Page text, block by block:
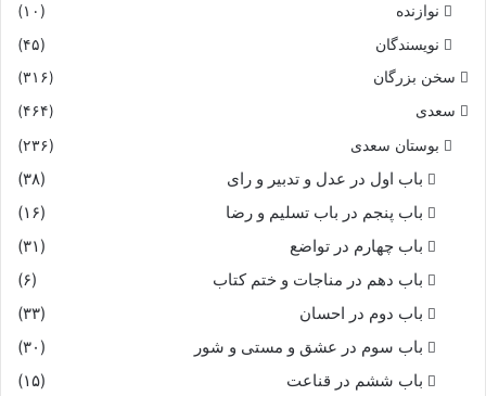
نوازنده
(۱۰)
نویسندگان
(۴۵)
سخن بزرگان
(۳۱۶)
سعدی
(۴۶۴)
بوستان سعدی (۲۳۶)
باب اول در عدل و تدبیر و رای
(۳۸)
باب پنجم در باب تسلیم و رضا
(۱۶)
باب چهارم در تواضع
(۳۱)
باب دهم در مناجات و ختم کتاب
(۶)
باب دوم در احسان
(۳۳)
باب سوم در عشق و مستی و شور
(۳۰)
باب ششم در قناعت
(۱۵)